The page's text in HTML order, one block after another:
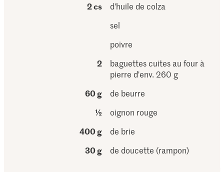
2 cs
d'huile de colza
sel
poivre
2
baguettes cuites au four à
pierre d'env. 260 g
60 g
de beurre
½
oignon rouge
400 g
de brie
30 g
de doucette (rampon)